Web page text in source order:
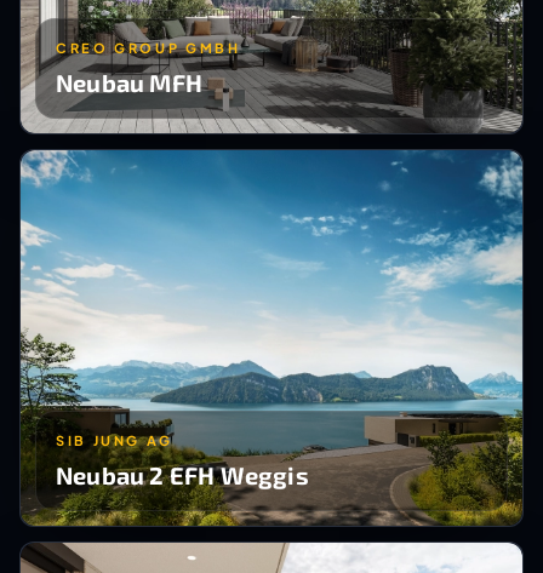
CREO GROUP GMBH
Neubau MFH
SIB JUNG AG
Neubau 2 EFH Weggis